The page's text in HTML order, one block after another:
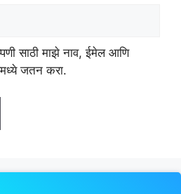
साठी माझे नाव, ईमेल आणि
जतन करा.